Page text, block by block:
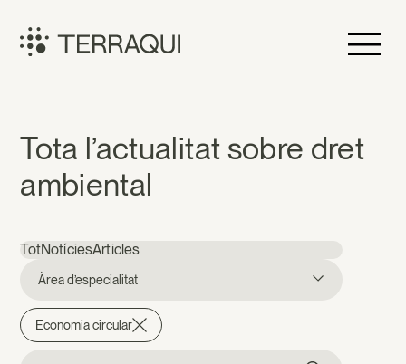
contingut
Notícies
Tota l’actualitat sobre dret
ambiental
TotNotíciesArticles
Àrea d’especialitat
Economia circular